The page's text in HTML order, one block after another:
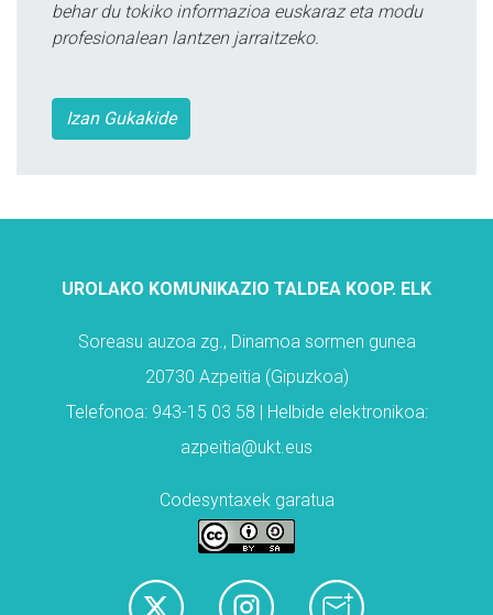
behar du tokiko informazioa euskaraz eta modu
profesionalean lantzen jarraitzeko.
Izan Gukakide
UROLAKO KOMUNIKAZIO TALDEA KOOP. ELK
Soreasu auzoa zg., Dinamoa sormen gunea
20730 Azpeitia (Gipuzkoa)
Telefonoa: 943-15 03 58 | Helbide elektronikoa:
azpeitia@ukt.eus
Codesyntaxek garatua